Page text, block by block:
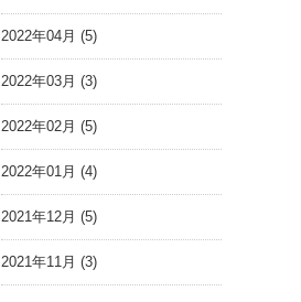
2022年04月 (5)
2022年03月 (3)
2022年02月 (5)
2022年01月 (4)
2021年12月 (5)
2021年11月 (3)